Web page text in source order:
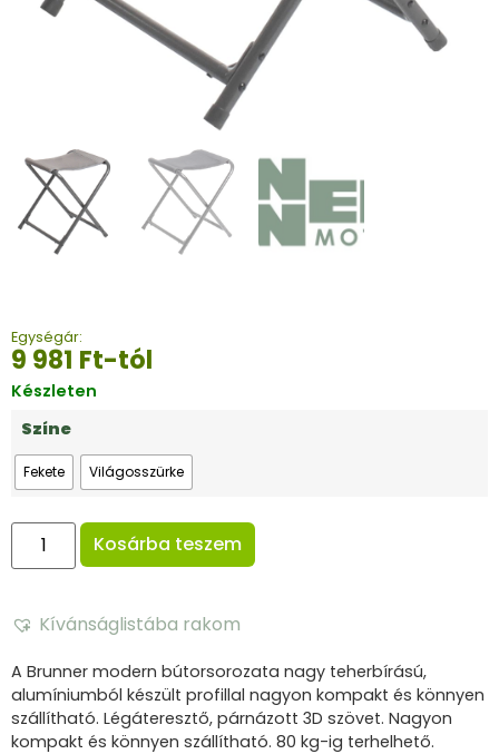
Egységár:
9 981 Ft-tól
Készleten
Színe
Fekete Világosszürke
Kosárba teszem
Kívánságlistába rakom
A Brunner modern bútorsorozata nagy teherbírású,
alumíniumból készült profillal nagyon kompakt és könnyen
szállítható. Légáteresztő, párnázott 3D szövet. Nagyon
kompakt és könnyen szállítható. 80 kg-ig terhelhető.